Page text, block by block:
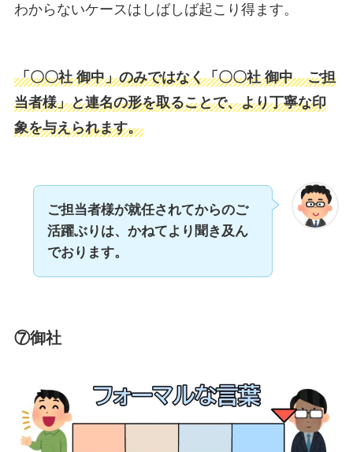
わからないケースはしばしば起こり得ます。
「〇〇社 御中」のみではなく「〇〇社 御中 ご担
当者様」と連名の形を取ることで、より丁寧な印
象を与えられます。
ご担当者様が就任されてからのご
活躍ぶりは、かねてより聞き及ん
でおります。
⑦御社